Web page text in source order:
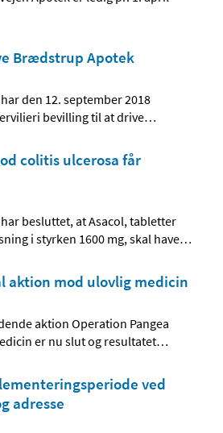
Brædstrup Apotek
den 12. september 2018
bevilling til at drive…
colitis ulcerosa får
besluttet, at Asacol, tabletter
i styrken 1600 mg, skal have…
aktion mod ulovlig medicin
aktion Operation Pangea
er nu slut og resultatet…
ved
adresse